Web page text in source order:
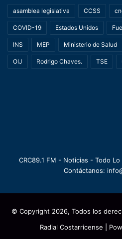
asamblea legislativa CCSS
COVID-19 Estados Unidos
INS MEP Ministerio de Salud
OIJ Rodrigo Chaves. TSE
CRC89.1 FM - Noticias - Todo
Contáctanos:
© Copyright 2026, Todos los
Radial Costarricense |